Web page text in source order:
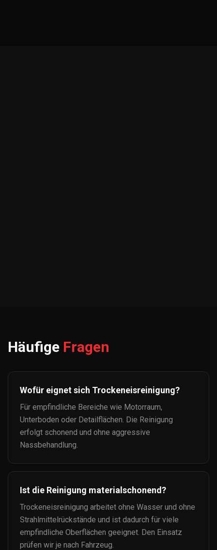
Häufige Fragen
Wofür eignet sich Trockeneisreinigung?
Für empfindliche Bereiche wie Motorraum,
Unterboden oder Detailflächen. Die Reinigung
erfolgt schonend und ohne aggressive
Nassbehandlung.
Ist die Reinigung materialschonend?
Trockeneisreinigung arbeitet ohne Wasser und ohne
Strahlmittelrückstände und ist dadurch für viele
empfindliche Oberflächen geeignet. Den Einsatz
prüfen wir je nach Fahrzeug.